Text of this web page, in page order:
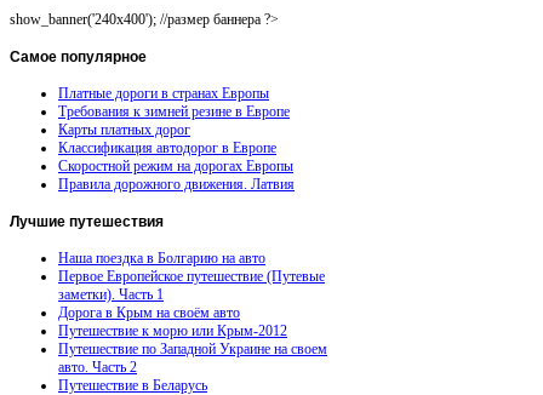
show_banner('240x400'); //размер баннера ?>
Самое популярное
Платные дороги в странах Европы
Требования к зимней резине в Европе
Карты платных дорог
Классификация автодорог в Европе
Скоростной режим на дорогах Европы
Правила дорожного движения. Латвия
Лучшие путешествия
Наша поездка в Болгарию на авто
Первое Европейское путешествие (Путевые
заметки). Часть 1
Дорога в Крым на своём авто
Путешествие к морю или Крым-2012
Путешествие по Западной Украине на своем
авто. Часть 2
Путешествие в Беларусь